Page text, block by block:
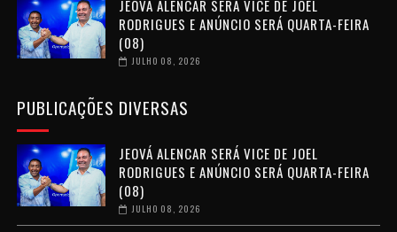
JEOVÁ ALENCAR SERÁ VICE DE JOEL
RODRIGUES E ANÚNCIO SERÁ QUARTA-FEIRA
(08)
JULHO 08, 2026
PUBLICAÇÕES DIVERSAS
JEOVÁ ALENCAR SERÁ VICE DE JOEL
RODRIGUES E ANÚNCIO SERÁ QUARTA-FEIRA
(08)
JULHO 08, 2026